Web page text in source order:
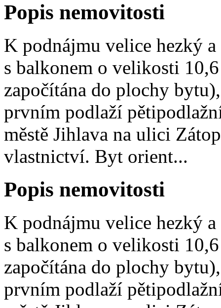
Popis nemovitosti
K podnájmu velice hezký
s balkonem o velikosti
započítána do plochy
prvním podlaží
městě Jihlava na ulici
vlastnictví. Byt orient...
Popis nemovitosti
K podnájmu velice hezký
s balkonem o velikosti
započítána do plochy
prvním podlaží